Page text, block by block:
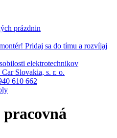
prázdnin
Pridaj sa do tímu a rozvíjaj
elektrotechnikov
Slovakia, s. r. o.
610 662
pracovná